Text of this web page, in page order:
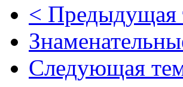
< Предыдущая
Следующая